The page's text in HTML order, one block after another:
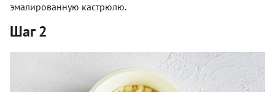
эмалированную кастрюлю.
Шаг 2